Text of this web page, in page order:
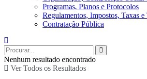
Programas, Planos e Protocolos
Regulamentos, Impostos, Taxas
Contratação Pública
Nenhum resultado encontrado
Ver Todos os Resultados